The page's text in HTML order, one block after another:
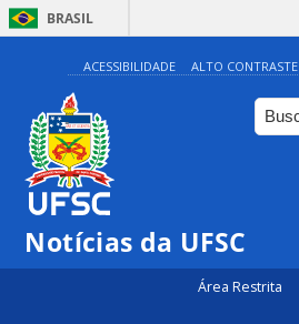
BRASIL
ACESSIBILIDADE ALTO CONTRASTE
Notícias da UFSC
Área Restrita